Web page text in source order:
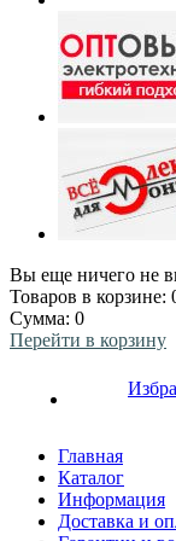
Вы еще ничего не
Товаров в корзине:
Сумма: 0
Перейти в корзину
Главная
Каталог
Информация
Доставка и